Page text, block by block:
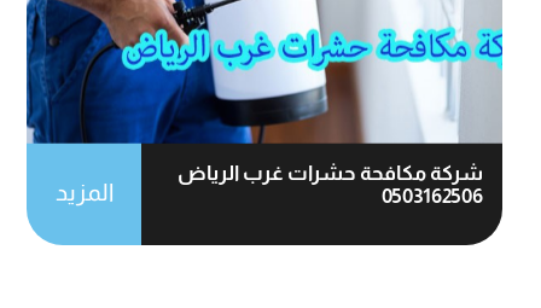
شركة مكافحة حشرات غرب الرياض
0503162506
المزيد